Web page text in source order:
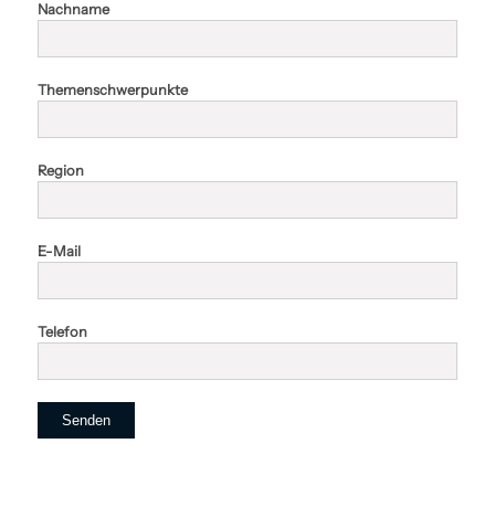
Nachname
Themenschwerpunkte
Region
E-Mail
Telefon